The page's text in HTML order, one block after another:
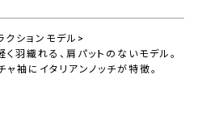
クションモデル>
く羽織れる、肩パットのないモデル。
袖にイタリアンノッチが特徴。